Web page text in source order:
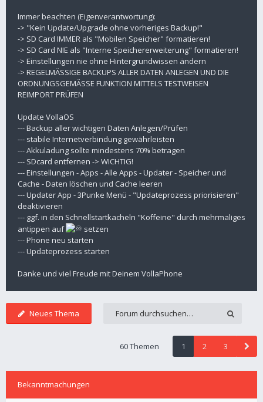
Immer beachten (Eigenverantwortung):
-> "Kein Update/Upgrade ohne vorheriges Backup!"
-> SD Card IMMER als "Mobilen Speicher" formatieren!
-> SD Card NIE als "Interne Speichererweiterung" formatieren!
-> Einstellungen nie ohne Hintergrundwissen ändern
-> REGELMÄSSIGE BACKUPS ALLER DATEN ANLEGEN UND DIE
ORDNUNGSGEMÄSSE FUNKTION MITTELS TESTWEISEN
REIMPORT PRÜFEN
Update VollaOS
--- Backup aller wichtigen Daten Anlegen/Prüfen
--- stabile Internetverbindung gewährleisten
--- Akkuladung sollte mindestens 70% betragen
--- SDcard entfernen -> WICHTIG!
--- Einstellungen - Apps - Alle Apps - Updater - Speicher und
Cache - Daten löschen und Cache leeren
--- Updater App - 3Punke Menü - "Updateprozess priorisieren"
deaktivieren
--- ggf. in den Schnellstartkacheln "Koffeine" durch mehrmaliges
antippen auf
setzen
--- Phone neu starten
--- Updateprozess starten
Danke und viel Freude mit Deinem VollaPhone
Neues Thema
60 Themen 1 2 3
Bekanntmachungen